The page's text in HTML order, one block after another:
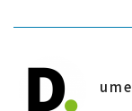
ume